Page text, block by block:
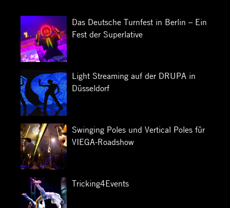
Das Deutsche Turnfest in Berlin – Ein
Fest der Superlative
Light Streaming auf der DRUPA in
Düsseldorf
Swinging Poles und Vertical Poles für
VIEGA-Roadshow
Tricking4Events